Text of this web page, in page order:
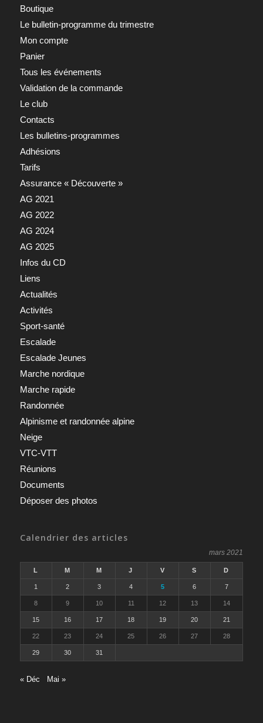
Boutique
Le bulletin-programme du trimestre
Mon compte
Panier
Tous les événements
Validation de la commande
Le club
Contacts
Les bulletins-programmes
Adhésions
Tarifs
Assurance « Découverte »
AG 2021
AG 2022
AG 2024
AG 2025
Infos du CD
Liens
Actualités
Activités
Sport-santé
Escalade
Escalade Jeunes
Marche nordique
Marche rapide
Randonnée
Alpinisme et randonnée alpine
Neige
VTC-VTT
Réunions
Documents
Déposer des photos
Calendrier des articles
mars 2021
L M M J V S D
1 2 3 4 5 6 7
8 9 10 11 12 13 14
15 16 17 18 19 20 21
22 23 24 25 26 27 28
29 30 31
« Déc Mai »